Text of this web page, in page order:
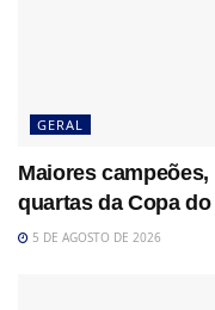
GERAL
Maiores
quartas da Copa do
5 DE AGOSTO DE 2026